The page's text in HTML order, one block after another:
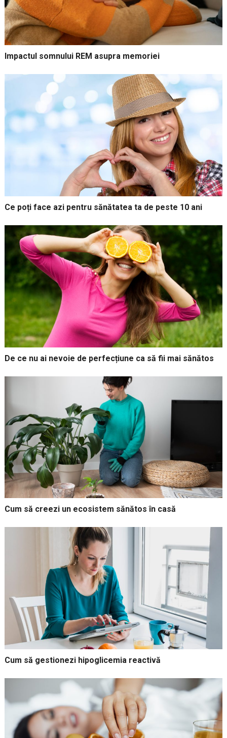
Impactul somnului REM asupra memoriei
Ce poți face azi pentru sănătatea ta de peste 10 ani
De ce nu ai nevoie de perfecțiune ca să fii mai sănătos
Cum să creezi un ecosistem sănătos în casă
Cum să gestionezi hipoglicemia reactivă